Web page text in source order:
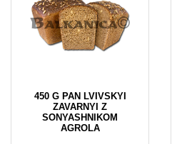
450 G PAN LVІVSKYI
ZAVARNYI Z
SONYASHNIKOM
AGROLA